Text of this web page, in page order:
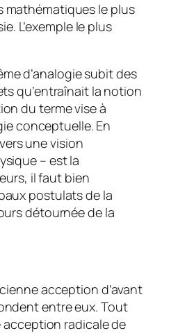
mathématiques le plus
L’exemple le plus
d’analogie subit des
qu’entraînait la notion
du terme vise à
conceptuelle. En
une vision
– est la
il faut bien
postulats de la
détournée de la
acception d’avant
entre eux. Tout
radicale de